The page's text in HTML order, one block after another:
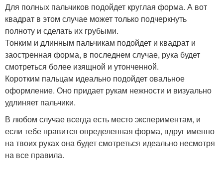
Для полных пальчиков подойдет круглая форма. А вот
квадрат в этом случае может только подчеркнуть
полноту и сделать их грубыми.
Тонким и длинным пальчикам подойдет и квадрат и
заостренная форма, в последнем случае, рука будет
смотреться более изящной и утонченной.
Коротким пальцам идеально подойдет овальное
оформление. Оно придает рукам нежности и визуально
удлиняет пальчики.
В любом случае всегда есть место экспериментам, и
если тебе нравится определенная форма, вдруг именно
на твоих руках она будет смотреться идеально несмотря
на все правила.